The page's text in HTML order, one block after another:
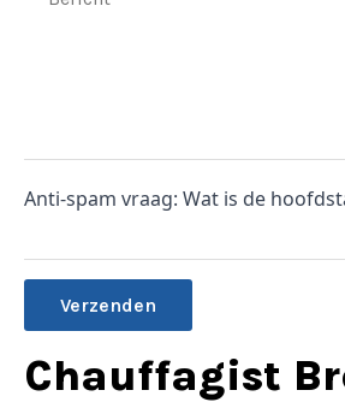
Anti-spam vraag: Wat is de
Alternative:
Chauffagist